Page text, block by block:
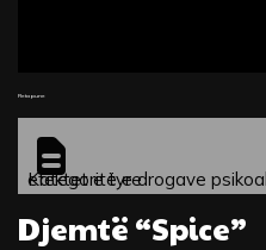
Fleta pune
Kategoritë e drogave psikoaktive dhe efektet e tyre
Djemtë “Spice”